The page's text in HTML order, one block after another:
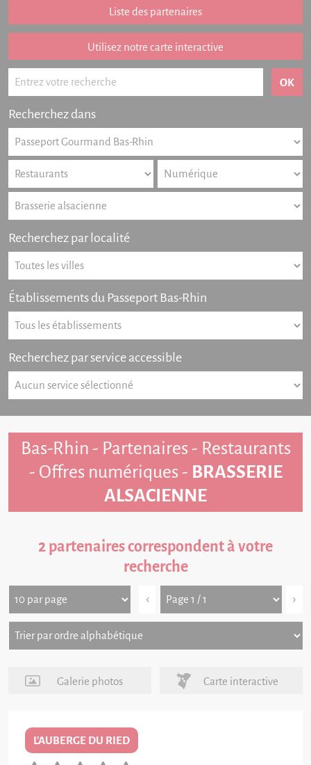
Listing des newsletters
Haut-Rhin
Offres numériques
Partenariat
FAQ
Livre d'or
Contact
Liste des partenaires
Utilisez notre carte interactive
Recherchez dans
Recherchez par localité
Établissements du Passeport Bas-Rhin
Recherchez par service accessible
Bas-Rhin - Partenaires - Restaurants
- Offres numériques - BRASSERIE
ALSACIENNE
2 partenaires correspondent à votre
recherche
‹ ›
Galerie photos Carte interactive
L'AUBERGE DU RIED